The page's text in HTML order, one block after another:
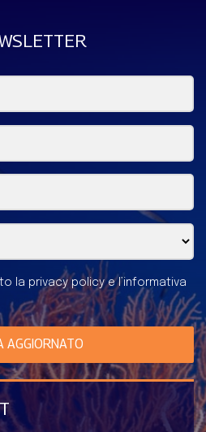
la privacy policy e l’informativa
AGGIORNATO